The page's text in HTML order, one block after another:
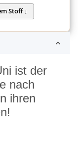
ist der
nach
ihren